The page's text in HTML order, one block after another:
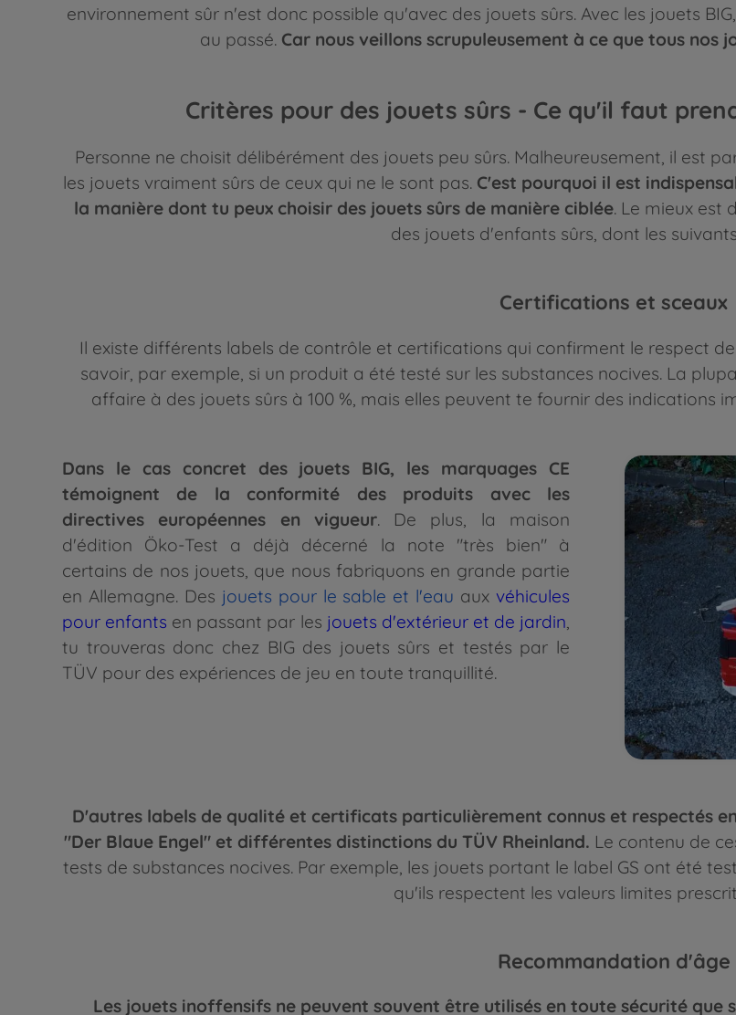
environnement sûr n'est donc possible qu'avec des jouets sûrs. Avec les jouets
au passé. Car nous veillons scrupuleusement à ce que tous nos
Critères pour des jouets sûrs - Ce qu'il faut
Personne ne choisit délibérément des jouets peu sûrs. Malheureusement, il est
les jouets vraiment sûrs de ceux qui ne le sont pas. C'est pourquoi il est
la manière dont tu peux choisir des jouets sûrs de manière ciblée. Le mieux est
des jouets d'enfants sûrs, dont les
Certifications et sceaux
Il existe différents labels de contrôle et certifications qui confirment le respect
savoir, par exemple, si un produit a été testé sur les substances nocives. La
affaire à des jouets sûrs à 100 %, mais elles peuvent te fournir des
Dans le cas concret des jouets BIG, les marquages CE
témoignent de la conformité des produits avec les
directives européennes en vigueur. De plus, la maison
d'édition Öko-Test a déjà décerné la note "très bien" à
certains de nos jouets, que nous fabriquons en grande partie
en Allemagne. Des jouets pour le sable et l'eau auxvéhicules
pour enfants en passant par les jouets d'extérieur et de jardin
tu trouveras donc chez BIG des jouets sûrs et testés par le
TÜV pour des expériences de jeu en toute tranquillité.
D'autres labels de qualité et certificats particulièrement connus et respectés
"Der Blaue Engel" et différentes distinctions du TÜV Rheinland. Le contenu de
tests de substances nocives. Par exemple, les jouets portant le label GS ont été
qu'ils respectent les valeurs limites
Recommandation d'âge
Les jouets inoffensifs ne peuvent souvent être utilisés en toute sécurité que